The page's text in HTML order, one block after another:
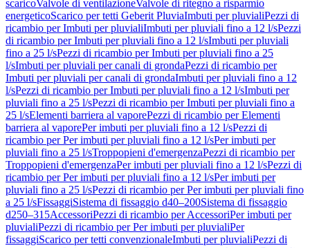
scaricoValvole di ventilazioneValvole di ritegno a risparmio
energeticoScarico per tetti Geberit PluviaImbuti per pluvialiPezzi di
ricambio per Imbuti per pluvialiImbuti per pluviali fino a 12 l/sPezzi
di ricambio per Imbuti per pluviali fino a 12 l/sImbuti per pluviali
fino a 25 l/sPezzi di ricambio per Imbuti per pluviali fino a 25
l/sImbuti per pluviali per canali di grondaPezzi di ricambio per
Imbuti per pluviali per canali di grondaImbuti per pluviali fino a 12
l/sPezzi di ricambio per Imbuti per pluviali fino a 12 l/sImbuti per
pluviali fino a 25 l/sPezzi di ricambio per Imbuti per pluviali fino a
25 l/sElementi barriera al vaporePezzi di ricambio per Elementi
barriera al vaporePer imbuti per pluviali fino a 12 l/sPezzi di
ricambio per Per imbuti per pluviali fino a 12 l/sPer imbuti per
pluviali fino a 25 l/sTroppopieni d'emergenzaPezzi di ricambio per
Troppopieni d'emergenzaPer imbuti per pluviali fino a 12 l/sPezzi di
ricambio per Per imbuti per pluviali fino a 12 l/sPer imbuti per
pluviali fino a 25 l/sPezzi di ricambio per Per imbuti per pluviali fino
a 25 l/sFissaggiSistema di fissaggio d40–200Sistema di fissaggio
d250–315AccessoriPezzi di ricambio per AccessoriPer imbuti per
pluvialiPezzi di ricambio per Per imbuti per pluvialiPer
fissaggiScarico per tetti convenzionaleImbuti per pluvialiPezzi di